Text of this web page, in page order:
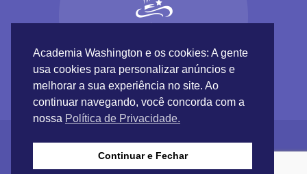
Academia Washington e os cookies: A gente
usa cookies para personalizar anúncios e
melhorar a sua experiência no site. Ao
continuar navegando, você concorda com a
nossa Política de Privacidade.
Continuar e Fechar